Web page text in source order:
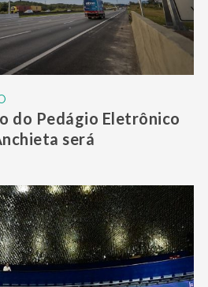
do Pedágio Eletrônico
será